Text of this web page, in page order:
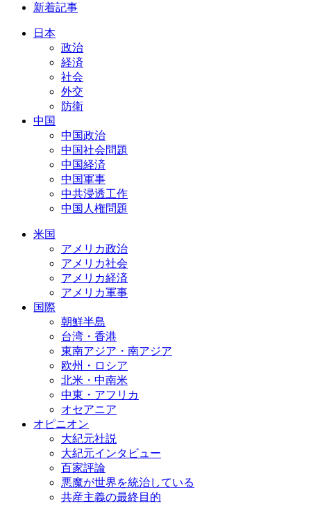
新着記事
日本
政治
経済
社会
外交
防衛
中国
中国政治
中国社会問題
中国経済
中国軍事
中共浸透工作
中国人権問題
米国
アメリカ政治
アメリカ社会
アメリカ経済
アメリカ軍事
国際
朝鮮半島
台湾・香港
東南アジア・南アジア
欧州・ロシア
北米・中南米
中東・アフリカ
オセアニア
オピニオン
大紀元社説
大紀元インタビュー
百家評論
悪魔が世界を統治している
共産主義の最終目的